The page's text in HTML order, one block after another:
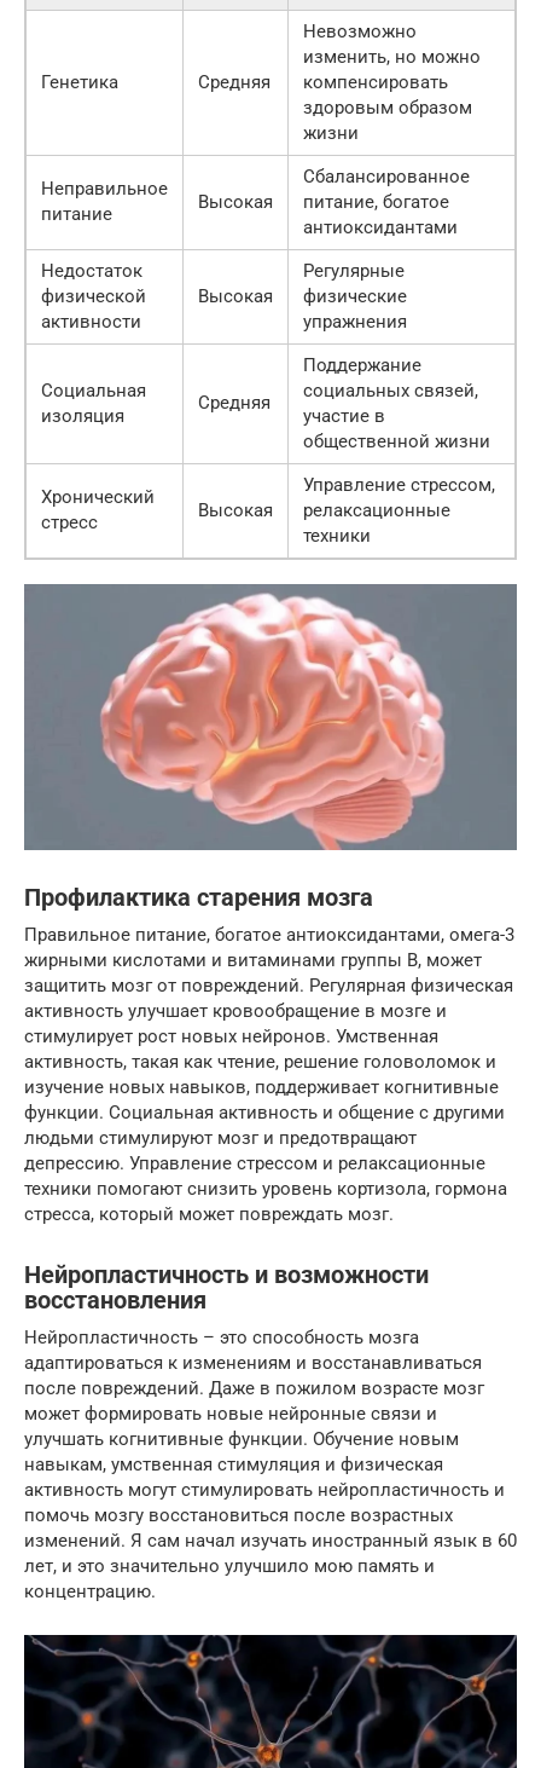
Генетика Средняя
Невозможно
изменить, но можно
компенсировать
здоровым образом
жизни
Неправильное
питание
Высокая
Сбалансированное
питание, богатое
антиоксидантами
Недостаток
физической
активности
Высокая
Регулярные
физические
упражнения
Социальная
изоляция
Средняя
Поддержание
социальных связей,
участие в
общественной жизни
Хронический
стресс
Высокая
Управление стрессом,
релаксационные
техники
Профилактика старения мозга
Правильное питание, богатое антиоксидантами, омега-3
жирными кислотами и витаминами группы B, может
защитить мозг от повреждений. Регулярная физическая
активность улучшает кровообращение в мозге и
стимулирует рост новых нейронов. Умственная
активность, такая как чтение, решение головоломок и
изучение новых навыков, поддерживает когнитивные
функции. Социальная активность и общение с другими
людьми стимулируют мозг и предотвращают
депрессию. Управление стрессом и релаксационные
техники помогают снизить уровень кортизола, гормона
стресса, который может повреждать мозг.
Нейропластичность и возможности
восстановления
Нейропластичность – это способность мозга
адаптироваться к изменениям и восстанавливаться
после повреждений. Даже в пожилом возрасте мозг
может формировать новые нейронные связи и
улучшать когнитивные функции. Обучение новым
навыкам, умственная стимуляция и физическая
активность могут стимулировать нейропластичность и
помочь мозгу восстановиться после возрастных
изменений. Я сам начал изучать иностранный язык в 60
лет, и это значительно улучшило мою память и
концентрацию.